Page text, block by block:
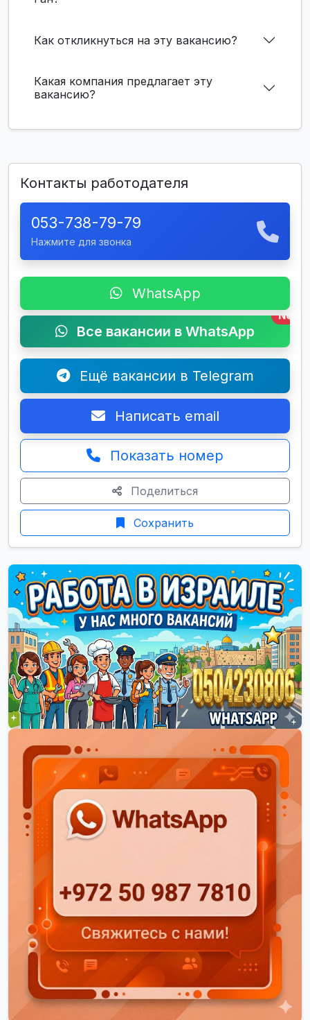
Как откликнуться на эту вакансию?
Какая компания предлагает эту
вакансию?
Контакты работодателя
053-738-79-79
Нажмите для звонка
WhatsApp
Все вакансии в WhatsApp
New
Ещё вакансии в Telegram
Написать email
Показать номер
Поделиться
Сохранить